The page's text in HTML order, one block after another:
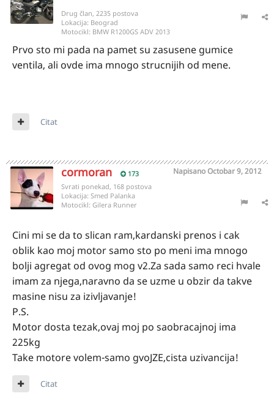
Drug član, 2235 postova
Lokacija: Beograd
Motocikl: BMW R1200GS ADV 2013
Prvo sto mi pada na pamet su zasusene gumice
ventila, ali ovde ima mnogo strucnijih od mene.
Citat
cormoran 173 NapisanoOctobar 9, 2012
Svrati ponekad, 168 postova
Lokacija: Smed Palanka
Motocikl: Gilera Runner
Cini mi se da to slican ram,kardanski prenos i cak
oblik kao moj motor samo sto po meni ima mnogo
bolji agregat od ovog mog v2.Za sada samo reci hvale
imam za njega,naravno da se uzme u obzir da takve
masine nisu za izivljavanje!
P.S.
Motor dosta tezak,ovaj moj po saobracajnoj ima
225kg
Take motore volem-samo gvoJZE,cista uzivancija!
Citat